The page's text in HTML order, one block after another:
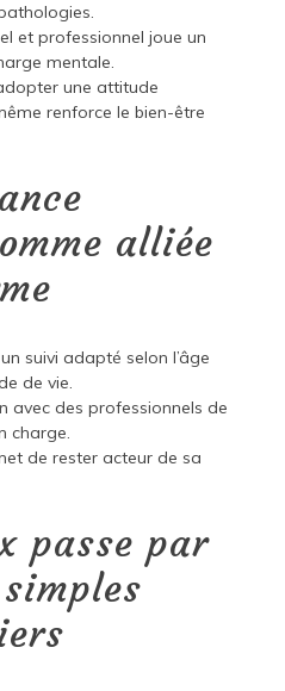
et professionnel joue un
mentale.
une attitude
renforce le bien-être
alliée
suivi adapté selon l’âge
de vie.
avec des professionnels de
charge.
de rester acteur de sa
passe par